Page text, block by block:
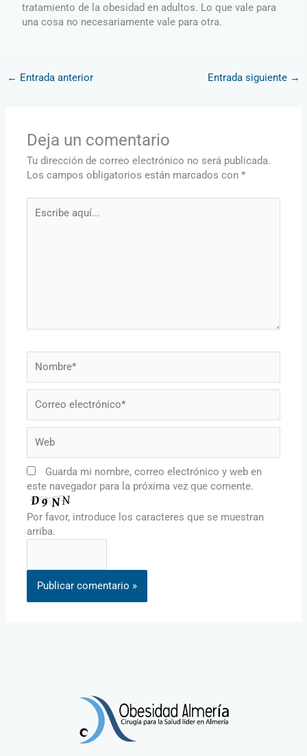
tratamiento de la obesidad en adultos. Lo que vale para
una cosa no necesariamente vale para otra.
← Entrada anterior Entrada siguiente →
Deja un comentario
Tu dirección de correo electrónico no será publicada.
Los campos obligatorios están marcados con*
aquí...
electrónico*
Guarda mi nombre, correo electrónico y web en
este navegador para la próxima vez que comente.
Por favor, introduce los caracteres que se muestran
arriba.